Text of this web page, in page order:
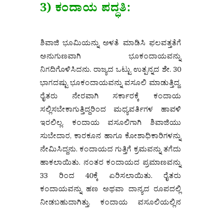
3) ಕಂದಾಯ ಪದ್ಧತಿ:
ಶಿವಾಜಿ ಭೂಮಿಯನ್ನು ಅಳತೆ ಮಾಡಿಸಿ ಫಲವತ್ತತೆಗೆ
ಅನುಗುಣವಾಗಿ ಭೂಕಂದಾಯವನ್ನು
ನಿಗದಿಗೊಳಿಸಿದನು. ರಾಜ್ಯದ ಒಟ್ಟು ಉತ್ಪನ್ನದ ಶೇ. 30
ಭಾಗದಷ್ಟು ಭೂಕಂದಾಯವನ್ನು ವಸೂಲಿ ಮಾಡುತ್ತಿದ್ದ.
ರೈತರು ನೇರವಾಗಿ ಸರ್ಕಾರಕ್ಕೆ ಕಂದಾಯ
ಸಲ್ಲಿಸಬೇಕಾಗುತ್ತಿದ್ದರಿಂದ ಮಧ್ಯವರ್ತಿಗಳ ಹಾವಳಿ
ಇರಲಿಲ್ಲ. ಕಂದಾಯ ವಸೂಲಿಗಾಗಿ ಶಿವಾಜಿಯು
ಸುಬೇದಾರ, ಕಾರಕೂನ ಹಾಗೂ ಕೋಶಾಧಿಕಾರಿಗಳನ್ನು
ನೇಮಿಸಿದ್ದನು. ಕಂದಾಯದ ಗುತ್ತಿಗೆ ಕ್ರಮವನ್ನು ತಗೆದು
ಹಾಕಲಾಯಿತು. ನಂತರ ಕಂದಾಯದ ಪ್ರಮಾಣವನ್ನು
33 ರಿಂದ 40ಕ್ಕೆ ಏರಿಸಲಾಯಿತು. ರೈತರು
ಕಂದಾಯವನ್ನು ಹಣ ಅಥವಾ ದಾನ್ಯದ ರೂಪದಲ್ಲಿ
ನೀಡಬಹುದಾಗಿತ್ತು. ಕಂದಾಯ ವಸೂಲಿಯಲ್ಲಿನ